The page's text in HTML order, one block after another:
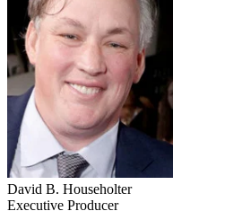
David B. Householter
Executive Producer